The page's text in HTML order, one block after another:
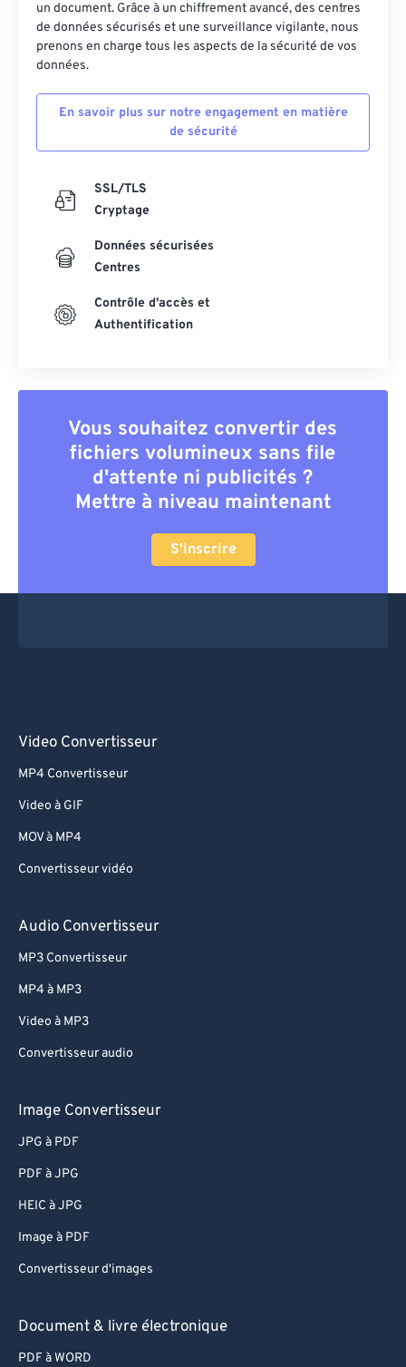
un document. Grâce à un chiffrement avancé, des centres
de données sécurisés et une surveillance vigilante, nous
prenons en charge tous les aspects de la sécurité de vos
données.
En savoir plus sur notre engagement en matière
de sécurité
SSL/TLS
Cryptage
Données sécurisées
Centres
Contrôle d'accès et
Authentification
Vous souhaitez convertir des
fichiers volumineux sans file
d'attente ni publicités ?
Mettre à niveau maintenant
S'inscrire
Video Convertisseur
MP4 Convertisseur
Video à GIF
MOV à MP4
Convertisseur vidéo
Audio Convertisseur
MP3 Convertisseur
MP4 à MP3
Video à MP3
Convertisseur audio
Image Convertisseur
JPG à PDF
PDF à JPG
HEIC à JPG
Image à PDF
Convertisseur d'images
Document & livre électronique
PDF à WORD